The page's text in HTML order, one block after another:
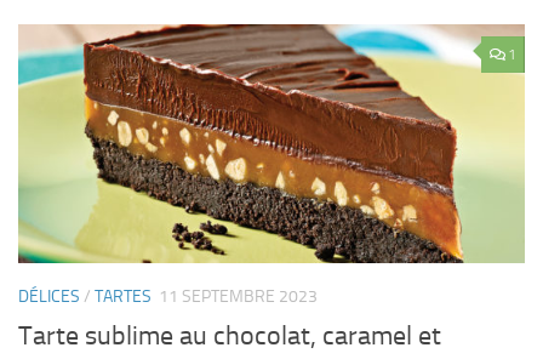
1
DÉLICES / TARTES 11 SEPTEMBRE 2023
Tarte sublime au chocolat, caramel et